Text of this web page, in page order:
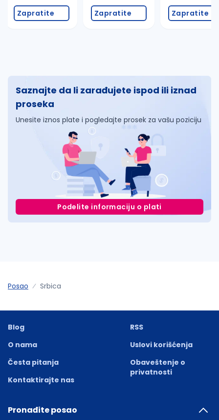
Zapratite Zapratite Zapratite
Saznajte da li zarađujete ispod ili iznad
proseka
Unesite iznos plate i pogledajte prosek za vašu poziciju
Podelite informaciju o plati
Posao Srbica
Blog
O nama
Česta pitanja
Kontaktirajte nas
RSS
Uslovi korišćenja
Obaveštenje o
privatnosti
Pronađite posao